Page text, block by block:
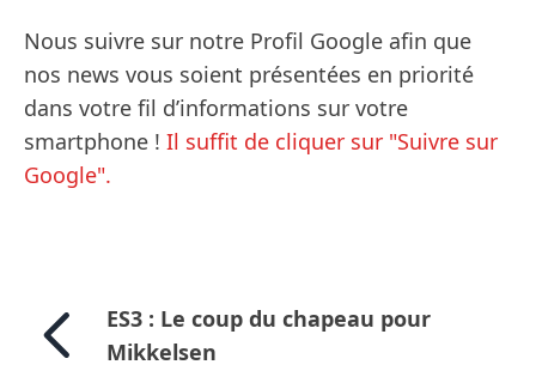
Nous suivre sur notre Profil Google afin que
nos news vous soient présentées en priorité
dans votre fil d’informations sur votre
smartphone ! Il suffit de cliquer sur "Suivre sur
Google".
ES3 : Le coup du chapeau pour
Mikkelsen